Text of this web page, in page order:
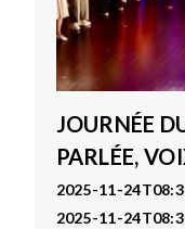
JOURNÉE
PARLÉE,
2025-11-
2025-11-